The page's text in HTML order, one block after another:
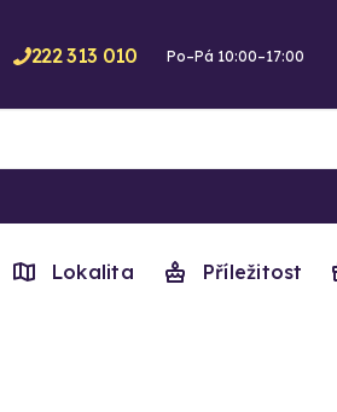
222 313 010 Po–Pá 10:00–17:00
Lokalita Příležitost